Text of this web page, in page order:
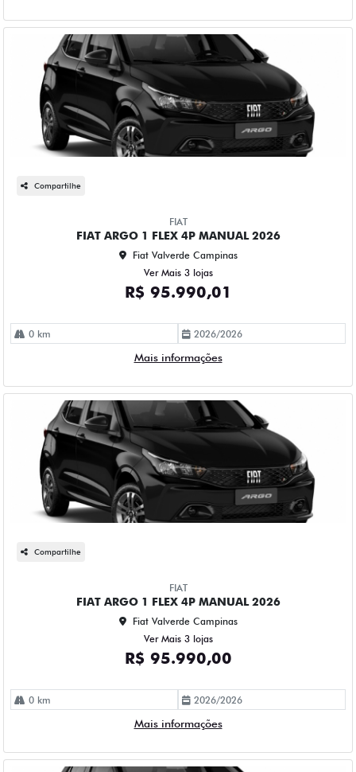
FIAT ARGO 1 FLEX 4P MANUAL 2026
Fiat Valverde Campinas
Ver Mais 3 lojas
R$ 95.990,01
Mais informações
FIAT ARGO 1 FLEX 4P MANUAL 2026
Fiat Valverde Campinas
Ver Mais 3 lojas
R$ 95.990,00
Mais informações